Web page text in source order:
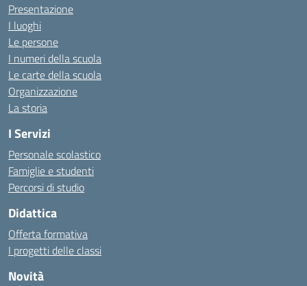
Presentazione
I luoghi
Le persone
I numeri della scuola
Le carte della scuola
Organizzazione
La storia
I Servizi
Personale scolastico
Famiglie e studenti
Percorsi di studio
Didattica
Offerta formativa
I progetti delle classi
Novità